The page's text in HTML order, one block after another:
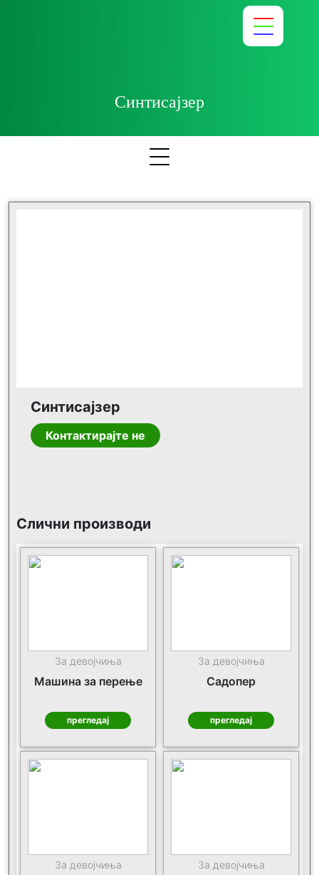
Синтисајзер
Синтисајзер
Контактирајте не
Слични производи
За девојчиња
Машина за перење
прегледај
За девојчиња
Садопер
прегледај
За девојчиња За девојчиња